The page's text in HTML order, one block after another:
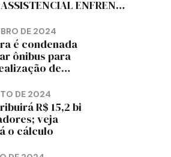
ASSISTENCIAL ENFRENTA
TRABALHADORES?
DE 2024
é condenada
ônibus para
de
DE 2024
R$ 15,2 bi
veja
o cálculo